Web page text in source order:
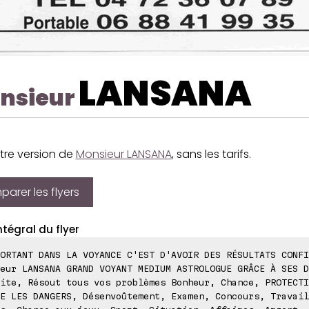
LANSANA
version de Monsieur LANSANA, sans les tarifs.
les flyers
du flyer
DANS LA VOYANCE C'EST D'AVOIR DES RÉSULTATS
LANSANA GRAND VOYANT MEDIUM ASTROLOGUE GRÂCE À SES
Résout tous vos problèmes Bonheur, Chance,
LES DANGERS, Désenvoûtement, Examen, Concours,